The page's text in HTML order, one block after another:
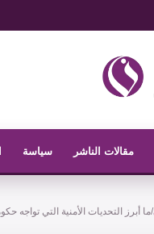
مقالات الناشر سياسة
/ما أبرز التحديات الأمنية التي تواجه